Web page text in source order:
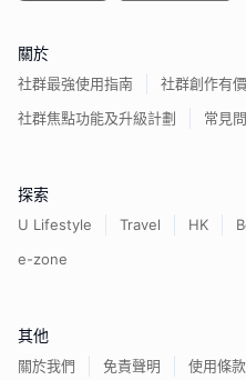
關於
社群最強使用指南
社群創作有
社群焦點功能及升級計劃
常見
探索
U Lifestyle Travel HK
e-zone
其他
關於我們 免責聲明 使用條款